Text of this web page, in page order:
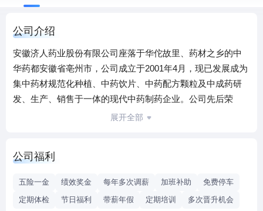
公司介绍
安徽济人药业股份有限公司座落于华佗故里、药材之乡的中
华药都安徽省亳州市，公司成立于2001年4月，现已发展成为
集中药材规范化种植、中药饮片、中药配方颗粒及中成药研
发、生产、销售于一体的现代中药制药企业。公司先后荣
获“国家创新型试点企业”、“国家火炬计划重点高新技术企
业”。
中医药大学等众多高校及科研院所建立了良好的产、学、研
展开全部
公司福利
五险一金 绩效奖金 每年多次调薪 加班补助
免费停车
定期体检
节日福利 带薪年假 定期培训 多次晋升机会